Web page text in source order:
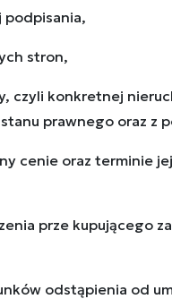
podpisania,
stron,
czyli konkretnej
prawnego oraz z
cenie oraz terminie
prze kupującego
odstąpienia od